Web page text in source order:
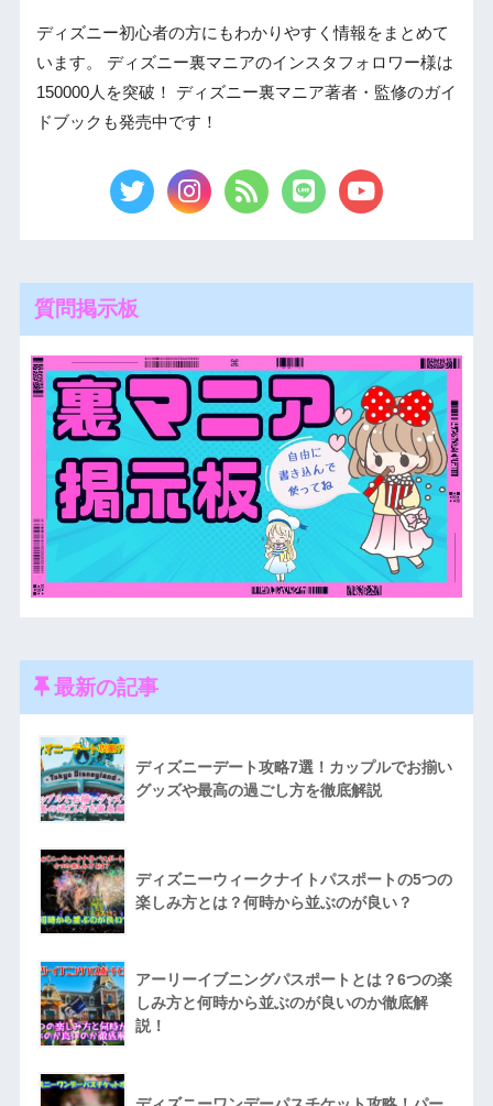
ディズニー初心者の方にもわかりやすく情報をまとめて
います。 ディズニー裏マニアのインスタフォロワー様は
150000人を突破！ ディズニー裏マニア著者・監修のガイ
ドブックも発売中です！
質問掲示板
最新の記事
ディズニーデート攻略7選！カップルでお揃い
グッズや最高の過ごし方を徹底解説
ディズニーウィークナイトパスポートの5つの
楽しみ方とは？何時から並ぶのが良い？
アーリーイブニングパスポートとは？6つの楽
しみ方と何時から並ぶのが良いのか徹底解
説！